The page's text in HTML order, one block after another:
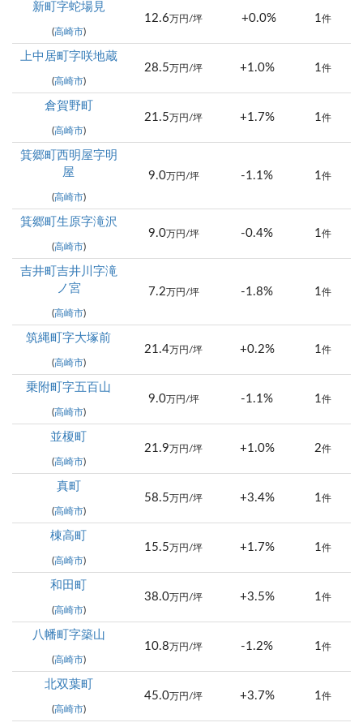
新町字蛇場見
(高崎市)
12.6 万円/坪 +0.0% 1件
上中居町字咲地蔵
(高崎市)
28.5 万円/坪 +1.0% 1件
倉賀野町
(高崎市)
21.5 万円/坪 +1.7% 1件
箕郷町西明屋字明
屋
(高崎市)
9.0万円/坪 -1.1% 1件
箕郷町生原字滝沢
(高崎市)
9.0万円/坪 -0.4% 1件
吉井町吉井川字滝
ノ宮
(高崎市)
7.2 万円/坪 -1.8% 1件
筑縄町字大塚前
(高崎市)
21.4 万円/坪 +0.2% 1件
乗附町字五百山
(高崎市)
9.0万円/坪 -1.1% 1件
並榎町
(高崎市)
21.9 万円/坪 +1.0% 2件
真町
(高崎市)
58.5 万円/坪 +3.4% 1件
棟高町
(高崎市)
15.5 万円/坪 +1.7% 1件
和田町
(高崎市)
38.0 万円/坪 +3.5% 1件
八幡町字築山
(高崎市)
10.8 万円/坪 -1.2% 1件
北双葉町
(高崎市)
45.0 万円/坪 +3.7% 1件